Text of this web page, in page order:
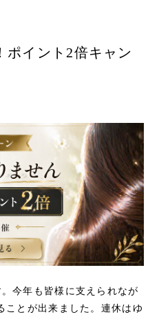
ポイント2倍キャン
今年も皆様に支えられなが
ことが出来ました。連休はゆ